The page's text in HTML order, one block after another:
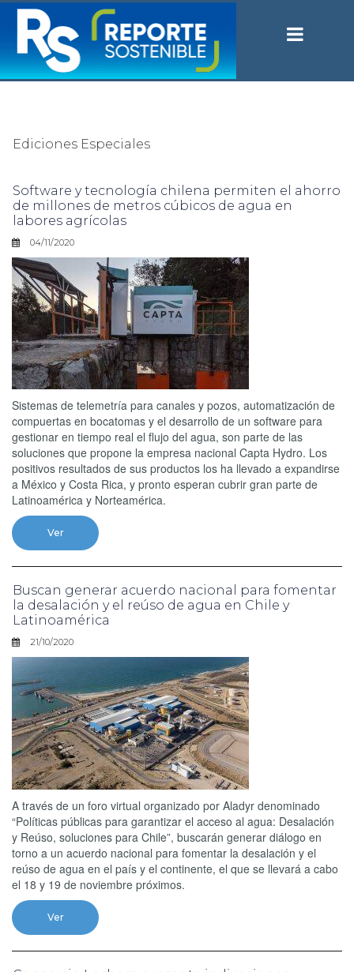
Ediciones Especiales
Software y tecnología chilena permiten el ahorro
de millones de metros cúbicos de agua en
labores agrícolas
04/11/2020
Sistemas de telemetría para canales y pozos, automatización de
compuertas en bocatomas y el desarrollo de un software para
gestionar en tiempo real el flujo del agua, son parte de las
soluciones que propone la empresa nacional Capta Hydro. Los
positivos resultados de sus productos los ha llevado a expandirse
a México y Costa Rica, y pronto esperan cubrir gran parte de
Latinoamérica y Norteamérica.
Ver
Buscan generar acuerdo nacional para fomentar
la desalación y el reúso de agua en Chile y
Latinoamérica
21/10/2020
A través de un foro virtual organizado por Aladyr denominado
“Políticas públicas para garantizar el acceso al agua: Desalación
y Reúso, soluciones para Chile”, buscarán generar diálogo en
torno a un acuerdo nacional para fomentar la desalación y el
reúso de agua en el país y el continente, el que se llevará a cabo
el 18 y 19 de noviembre próximos.
Ver